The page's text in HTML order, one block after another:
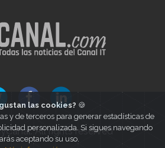
All rights reserved
las cookies? 🍪
y de terceros para generar estadísticas de
personalizada. Si sigues navegando
aceptando su uso.